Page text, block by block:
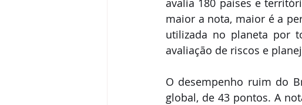
maior a nota, maior é a
utilizada no planeta por
avaliação de riscos e
O desempenho ruim do
global, de 43 pontos. A